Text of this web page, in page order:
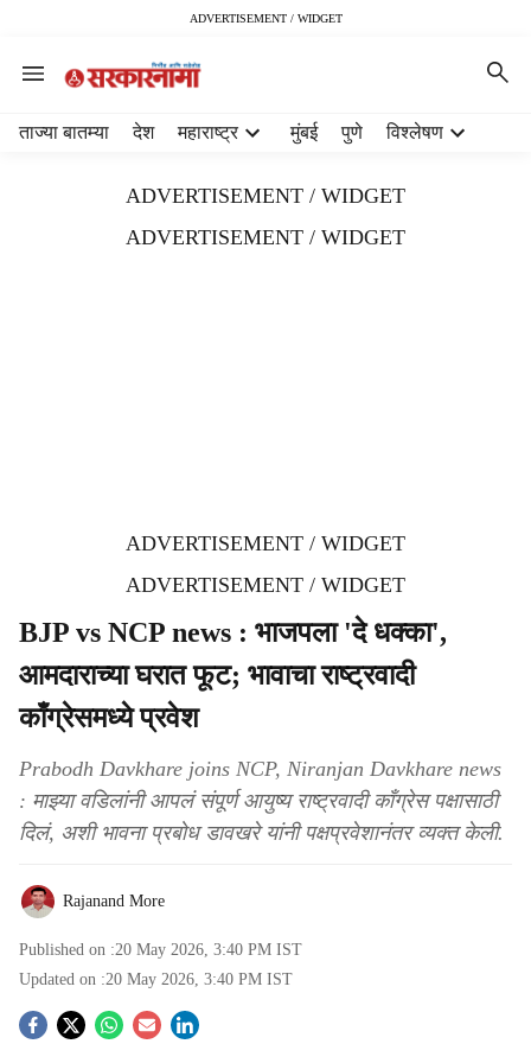
ADVERTISEMENT / WIDGET
ताज्या बातम्या देश महाराष्ट्र मुंबई पुणे विश्लेषण
ADVERTISEMENT / WIDGET
ADVERTISEMENT / WIDGET
ADVERTISEMENT / WIDGET
ADVERTISEMENT / WIDGET
BJP vs NCP news : भाजपला 'दे धक्का',
आमदाराच्या घरात फूट; भावाचा राष्ट्रवादी
काँग्रेसमध्ये प्रवेश
Prabodh Davkhare joins NCP, Niranjan Davkhare news
: माझ्या वडिलांनी आपलं संपूर्ण आयुष्य राष्ट्रवादी काँग्रेस पक्षासाठी
दिलं, अशी भावना प्रबोध डावखरे यांनी पक्षप्रवेशानंतर व्यक्त केली.
Rajanand More
Published on :20 May 2026, 3:40 PM IST
Updated on :20 May 2026, 3:40 PM IST
S